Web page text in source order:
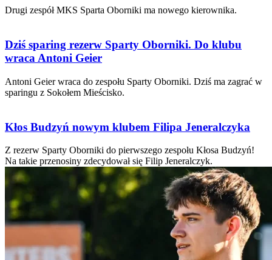
Drugi zespół MKS Sparta Oborniki ma nowego kierownika.
Dziś sparing rezerw Sparty Oborniki. Do klubu
wraca Antoni Geier
Antoni Geier wraca do zespołu Sparty Oborniki. Dziś ma zagrać w
sparingu z Sokołem Mieścisko.
Kłos Budzyń nowym klubem Filipa Jeneralczyka
Z rezerw Sparty Oborniki do pierwszego zespołu Kłosa Budzyń!
Na takie przenosiny zdecydował się Filip Jeneralczyk.